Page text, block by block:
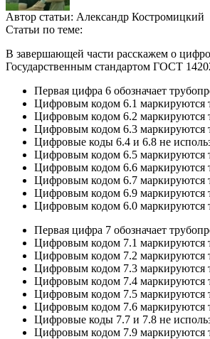
Автор статьи: Александр Костромицкий
Статьи по теме:
В завершающей части расскажем о
Государственным стандартом ГОСТ
Первая цифра 6 обозначает
Цифровым кодом 6.1 маркируются
Цифровым кодом 6.2 маркируются
Цифровым кодом 6.3 маркируются
Цифровые коды 6.4 и 6.8 не
Цифровым кодом 6.5 маркируются
Цифровым кодом 6.6 маркируются
Цифровым кодом 6.7 маркируются
Цифровым кодом 6.9 маркируются
Цифровым кодом 6.0 маркируются
Первая цифра 7 обозначает
Цифровым кодом 7.1 маркируются
Цифровым кодом 7.2 маркируются
Цифровым кодом 7.3 маркируются
Цифровым кодом 7.4 маркируются
Цифровым кодом 7.5 маркируются
Цифровым кодом 7.6 маркируются
Цифровые коды 7.7 и 7.8 не
Цифровым кодом 7.9 маркируются